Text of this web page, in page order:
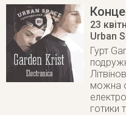
ПУБЛІКАЦІЇ
23
Urban
Гурт
можна
готики